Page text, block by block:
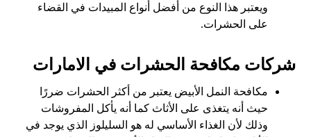
ويعتبر هذا النوع من أفضل أنواع المبيدات في القضاء
على الحشرات.
شركات مكافحة الحشرات في الامارات
مكافحة النمل الأبيض يعتبر من أكثر الحشرات ضررًا
حيث أنه يتغذى على الأثاث كما أنه يأكل المفروشات
وذلك لأن الغذاء الأساسي له هو السليلوز الذي يوجد في